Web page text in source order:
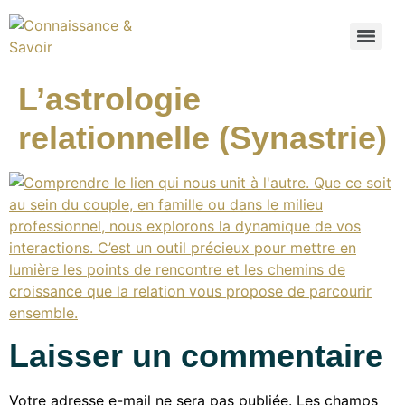
L’astrologie
relationnelle (Synastrie)
Laisser un commentaire
Votre adresse e-mail ne sera pas publiée. Les champs